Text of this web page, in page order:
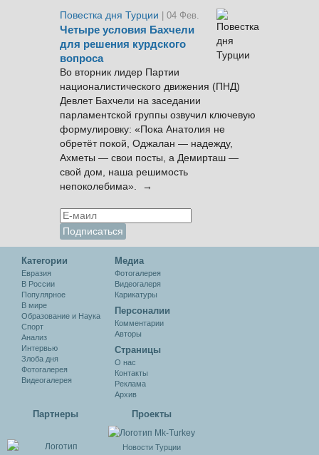
Повестка дня Турции
| 04 Фев.
Четыре условия Бахчели
для решения курдского
вопроса
Во вторник лидер Партии
националистического движения (ПНД)
Девлет Бахчели на заседании
парламентской группы озвучил ключевую
формулировку: «Пока Анатолия не
обретёт покой, Оджалан — надежду,
Ахметы — свои посты, а Демирташ —
свой дом, наша решимость
непоколебима». →
Категории
Евразия
В России
Популярное
В мире
Образование и Наука
Спорт
Анализ
Интервью
Злоба дня
Фотогалерея
Видеогалерея
Медиа
Фотогалерея
Видеогалеря
Карикатуры
Персоналии
Комментарии
Авторы
Cтраницы
О нас
Контакты
Реклама
Архив
Партнеры Проекты
Новости Турции